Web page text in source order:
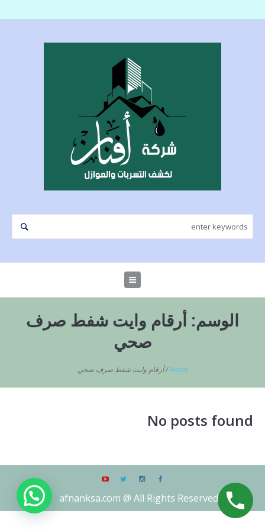
الوسم: أرقام وايت شفط صرف
صحي
Home
/أرقام وايت شفط صرف صحي
No posts found
afnanksa.com @ All Rights Reserved